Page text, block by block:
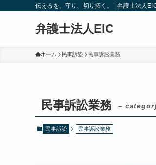
伝えるを、守り、切り拓く。 | 弁護士法人
弁護士法人EIC
ホーム 民事訴訟 民事訴訟業務
民事訴訟業務 –
民事訴訟 民事訴訟業務